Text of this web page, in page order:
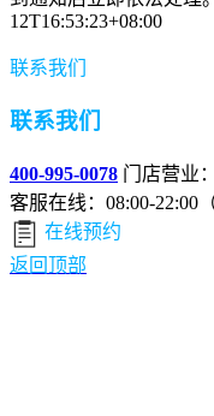
12T16:53:23+08:00
联系我们
联系我们
400-995-0078 门店营业
客服在线：08:00-22:00
在线预约
返回顶部